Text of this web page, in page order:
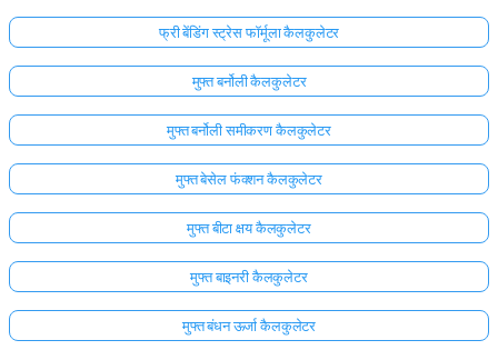
फ्री बेंडिंग स्ट्रेस फॉर्मूला कैलकुलेटर
मुफ्त बर्नोली कैलकुलेटर
मुफ्त बर्नोली समीकरण कैलकुलेटर
मुफ्त बेसेल फंक्शन कैलकुलेटर
मुफ्त बीटा क्षय कैलकुलेटर
मुफ्त बाइनरी कैलकुलेटर
मुफ्त बंधन ऊर्जा कैलकुलेटर